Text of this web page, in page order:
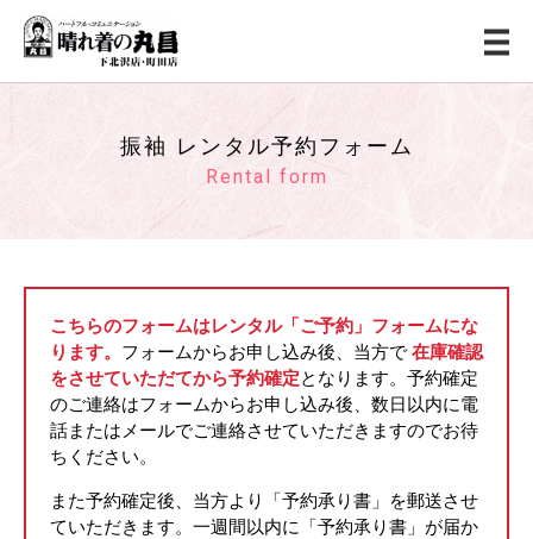
振袖 レンタル予約フォーム
Rental form
こちらのフォームはレンタル「ご予約」フォームにな
ります。 フォームからお申し込み後、当方で 在庫確認
をさせていただてから予約確定となります。 予約確定
のご連絡はフォームからお申し込み後、数日以内に電
話またはメールでご連絡させていただきますのでお待
ちください。
また予約確定後、当方より「予約承り書」を郵送させ
ていただきます。 一週間以内に「予約承り書」が届か